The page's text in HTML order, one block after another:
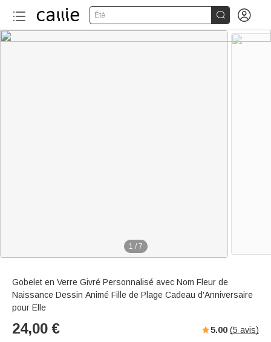
Été  
1 / 7
Gobelet en Verre Givré Personnalisé avec Nom Fleur de
Naissance Dessin Animé Fille de Plage Cadeau d'Anniversaire
pour Elle
24,00 € 5.00 (5 avis)